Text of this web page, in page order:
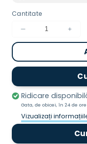
Cantitate
Reduceți
cantitatea
Săpun
Demachiant
100g
solid
100g
Ridicare
Gata, de obicei, în 24 de ore
Vizualizați